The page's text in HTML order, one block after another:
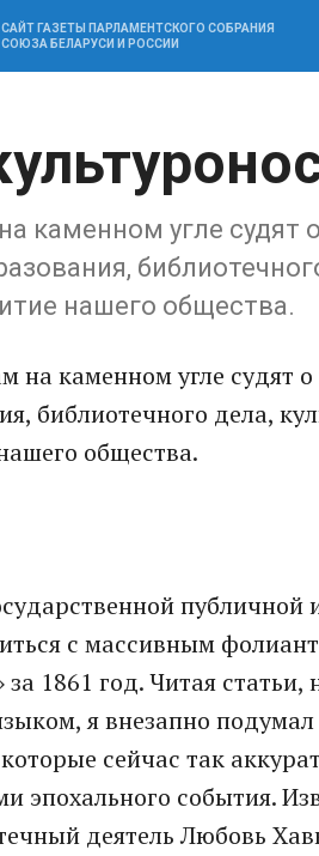
САЙТ ГАЗЕТЫ ПАРЛАМЕНТСКОГО СОБРАНИЯ
СОЮЗА БЕЛАРУСИ И РОССИИ
каменном угле
нашего общества.
на каменном угле
библиотечного дела,
общества.
публичной
с массивным
1861 год. Читая
я внезапно подумал
сейчас так
эпохального события.
деятель Любовь